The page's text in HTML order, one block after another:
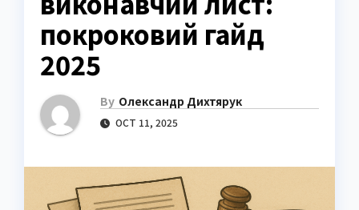
покроковий гайд
2025
By Олександр Дихтярук
OCT 11, 2025